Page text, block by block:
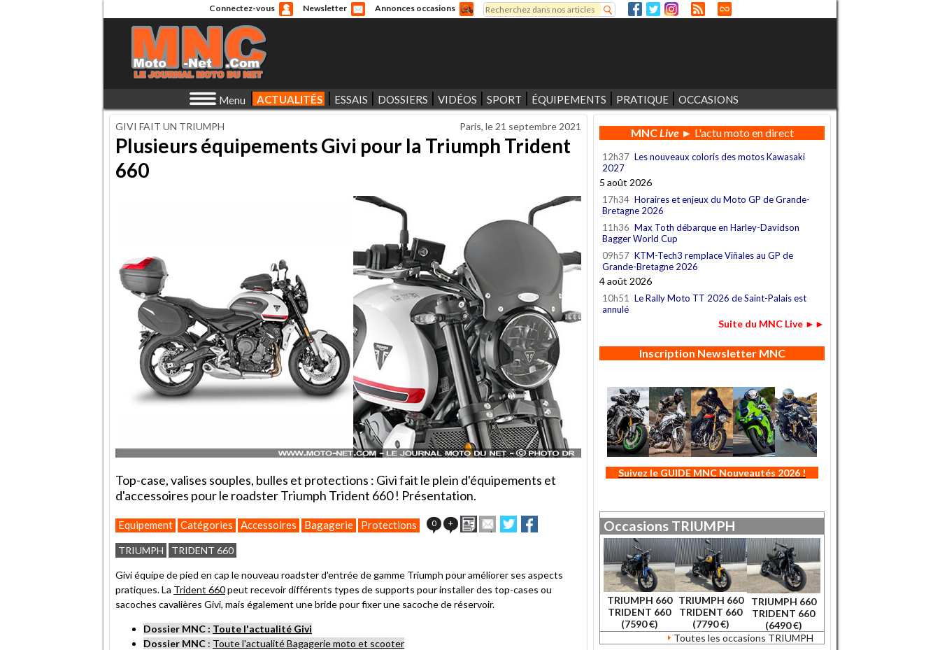
Connectez-vous Newsletter Annonces occasions
Formulaire de recherche
Rechercher
Menu ACTUALITÉS ESSAIS DOSSIERS VIDÉOS SPORT ÉQUIPEMENTS PRATIQUE OCCASIONS
GIVI FAIT UN TRIUMPH Paris, le 21 septembre 2021
Plusieurs équipements Givi pour la Triumph Trident
660
Top-case, valises souples, bulles et protections : Givi fait le plein d'équipements et
d'accessoires pour le roadster Triumph Trident 660 ! Présentation.
Equipement Catégories Accessoires Bagagerie Protections 0 + ImprimerEnvoyer
cet
un
ami
Partager
sur
sur
TRIUMPH TRIDENT 660
Givi équipe de pied en cap le nouveau roadster d'entrée de gamme Triumph pour améliorer ses aspects
pratiques. La Trident 660peut recevoir différents types de supports pour installer des top-cases ou
sacoches cavalières Givi, mais également une bride pour fixer une sacoche de réservoir.
Dossier MNC : Toute l'actualité Givi
Dossier MNC : Toute l'actualité Bagagerie moto et scooter
MNCLive► L'actu moto en direct
12h37 Les nouveaux coloris des motos Kawasaki
2027
5 août 2026
17h34 Horaires et enjeux du Moto GP de Grande-
Bretagne 2026
11h36 Max Toth débarque en Harley-Davidson
Bagger World Cup
09h57 KTM-Tech3 remplace Viñales au GP de
Grande-Bretagne 2026
4 août 2026
10h51
Le Rally Moto TT 2026 de Saint-Palais est
annulé
Suite du MNC Live ►►
Inscription Newsletter MNC
Suivez le GUIDE MNC Nouveautés 2026 !
Occasions TRIUMPH
TRIUMPH 660
TRIDENT 660
(7590 €)
TRIUMPH 660
TRIDENT 660
(7790 €)
TRIUMPH 660
TRIDENT 660
(6490 €)
Toutes les occasions TRIUMPH